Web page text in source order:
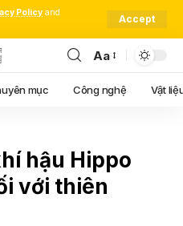
Policy and
Accept
Font
Resizer
Aa
mục Công nghệ Vật
hậu Hippo
với thiên